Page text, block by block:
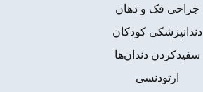
جراحی فک و دهان
دندانپزشکی کودکان
سفیدکردن دندان‌ها
ارتودنسی